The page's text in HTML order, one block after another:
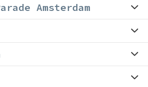
Amsterdam